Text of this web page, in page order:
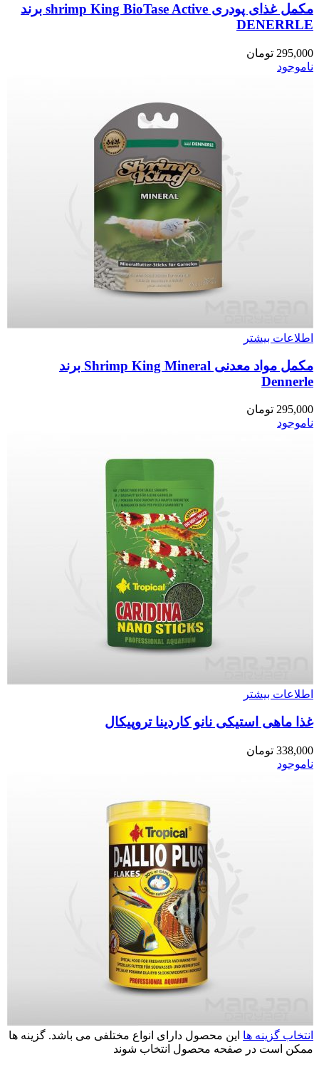
مکمل غذای پودری shrimp King BioTase Active برند
DENERRLE
295,000 تومان
ناموجود
اطلاعات بیشتر
مکمل مواد معدنی Shrimp King Mineral برند
Dennerle
295,000 تومان
ناموجود
اطلاعات بیشتر
غذا ماهی استیکی نانو کاردینا تروپیکال
338,000 تومان
ناموجود
انتخاب گزینه ها این محصول دارای انواع مختلفی می باشد. گزینه ها
ممکن است در صفحه محصول انتخاب شوند